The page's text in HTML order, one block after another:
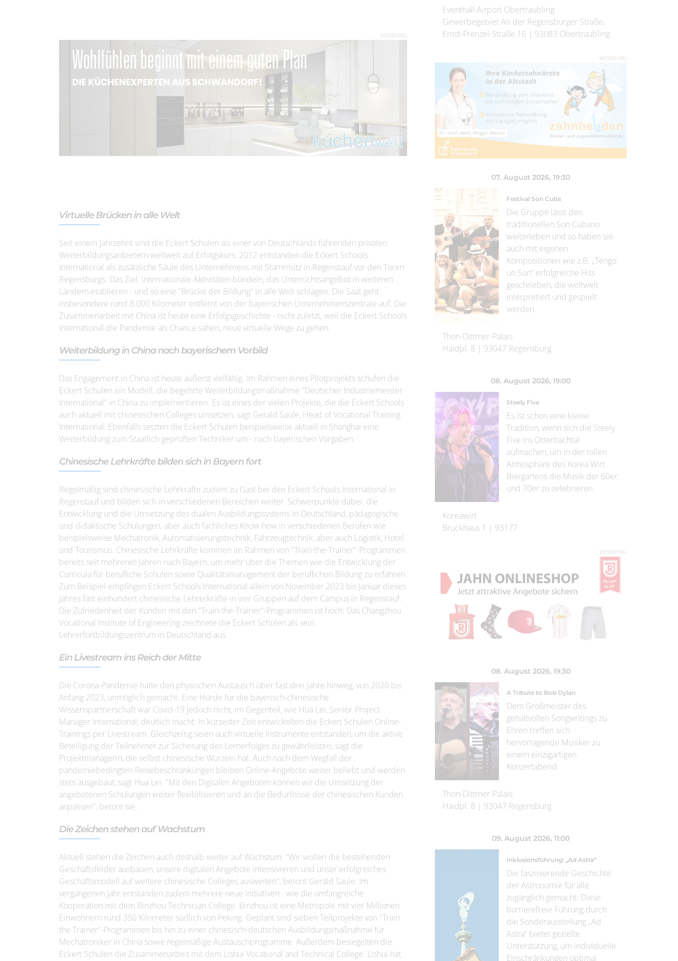
WERBUNG
Virtuelle Brücken in alle Welt
Seit einem Jahrzehnt sind die Eckert Schulen als einer von Deutschlands führenden privaten
Weiterbildungsanbietern weltweit auf Erfolgskurs. 2012 entstanden die Eckert Schools
International als zusätzliche Säule des Unternehmens mit Stammsitz in Regenstauf vor den Toren
Regensburgs. Das Ziel: internationale Aktivitäten bündeln, das Unterrichtsangebot in weiteren
Ländern etablieren - und so eine "Brücke der Bildung" in alle Welt schlagen. Die Saat geht
insbesondere rund 8.000 Kilometer entfernt von der bayerischen Unternehmenszentrale auf: Die
Zusammenarbeit mit China ist heute eine Erfolgsgeschichte - nicht zuletzt, weil die Eckert Schools
International die Pandemie als Chance sahen, neue virtuelle Wege zu gehen.
Weiterbildung in China nach bayerischem Vorbild
Das Engagement in China ist heute äußerst vielfältig. Im Rahmen eines Pilotprojekts schufen die
Eckert Schulen ein Modell, die begehrte Weiterbildungsmaßnahme "Deutscher Industriemeister
International" in China zu implementieren. Es ist eines der vielen Projekte, die die Eckert Schools
auch aktuell mit chinesischen Colleges umsetzen, sagt Gerald Saule, Head of Vocational Training
International. Ebenfalls setzten die Eckert Schulen beispielsweise aktuell in Shanghai eine
Weiterbildung zum Staatlich geprüften Techniker um - nach bayerischen Vorgaben.
Chinesische Lehrkräfte bilden sich in Bayern fort
Regelmäßig sind chinesische Lehrkräfte zudem zu Gast bei den Eckert Schools International in
Regenstauf und bilden sich in verschiedenen Bereichen weiter. Schwerpunkte dabei: die
Entwicklung und die Umsetzung des dualen Ausbildungssystems in Deutschland, pädagogische
und didaktische Schulungen, aber auch fachliches Know-how in verschiedenen Berufen wie
beispielsweise Mechatronik, Automatisierungstechnik, Fahrzeugtechnik, aber auch Logistik, Hotel
und Tourismus. Chinesische Lehrkräfte kommen im Rahmen von "Train-the-Trainer"-Programmen
bereits seit mehreren Jahren nach Bayern, um mehr über die Themen wie die Entwicklung der
Curricula für berufliche Schulen sowie Qualitätsmanagement der beruflichen Bildung zu erfahren.
Zum Beispiel empfingen Eckert Schools International allein von November 2023 bis Januar dieses
Jahres fast einhundert chinesische Lehrerkräfte in vier Gruppen auf dem Campus in Regenstauf.
Die Zufriedenheit der Kunden mit den "Train-the-Trainer"-Programmen ist hoch: Das Changzhou
Vocational Institute of Engineering zeichnete die Eckert Schulen als sein
Lehrerfortbildungszentrum in Deutschland aus.
Ein Livestream ins Reich der Mitte
Die Corona-Pandemie hatte den physischen Austausch über fast drei Jahre hinweg, von 2020 bis
Anfang 2023, unmöglich gemacht. Eine Hürde für die bayerisch-chinesische
Wissenspartnerschaft war Covid-19 jedoch nicht, im Gegenteil, wie Hua Lei, Senior Project
Manager International, deutlich macht: In kürzester Zeit entwickelten die Eckert Schulen Online-
Trainings per Livestream. Gleichzeitig seien auch virtuelle Instrumente entstanden, um die aktive
Beteiligung der Teilnehmer zur Sicherung des Lernerfolges zu gewährleisten, sagt die
Projektmanagerin, die selbst chinesische Wurzeln hat. Auch nach dem Wegfall der
pandemiebedingten Reisebeschränkungen bleiben Online-Angebote weiter beliebt und werden
stets ausgebaut, sagt Hua Lei. "Mit den Digitalen Angeboten können wir die Umsetzung der
angebotenen Schulungen weiter flexibilisieren und an die Bedürfnisse der chinesischen Kunden
anpassen", betont sie.
Die Zeichen stehen auf Wachstum
Aktuell stehen die Zeichen auch deshalb weiter auf Wachstum: "Wir wollen die bestehenden
Geschäftsfelder ausbauen, unsere digitalen Angebote intensivieren und unser erfolgreiches
Geschäftsmodell auf weitere chinesische Colleges ausweiten", betont Gerald Saule. Im
vergangenen Jahr entstanden zudem mehrere neue Initiativen - wie die umfangreiche
Kooperation mit dem Binzhou Technician College. Binzhou ist eine Metropole mit vier Millionen
Einwohnern rund 350 Kilometer südlich von Peking. Geplant sind sieben Teilprojekte von "Train
the Trainer"-Programmen bis hin zu einer chinesisch-deutschen Ausbildungsmaßnahme für
Mechatroniker in China sowie regelmäßige Austauschprogramme. Außerdem besiegelten die
Eckert Schulen die Zusammenarbeit mit dem Lishui Vocational and Technical College. Lishui hat
Eventhall Airport Obertraubling
Gewerbegebiet An der Regensburger Straße,
Ernst-Frenzel-Straße 16 | 93083 Obertraubling
WERBUNG
07. August 2026, 19:30
Festival Son Cuba
Die Gruppe lässt den
traditionellen Son Cubano
weiterleben und so haben sie
auch mit eigenen
Kompositionen wie z.B. „Tengo
un Son“ erfolgreiche Hits
geschrieben, die weltweit
interpretiert und gespielt
werden.
Thon-Dittmer-Palais
Haidpl. 8 | 93047 Regensburg
08. August 2026, 19:00
Steely Five
Es ist schon eine kleine
Tradition, wenn sich die Steely
Five ins Otterbachtal
aufmachen, um in der tollen
Atmosphäre des Korea Wirt
Biergartens die Musik der 60er
und 70er zu zelebrieren.
Koreawirt
Bruckhaus 1 | 93177
WERBUNG
08. August 2026, 19:30
A Tribute to Bob Dylan
Dem Großmeister des
gehaltvollen Songwritings zu
Ehren treffen sich
hervorragende Musiker zu
einem einzigartigen
Konzertabend
Thon-Dittmer-Palais
Haidpl. 8 | 93047 Regensburg
09. August 2026, 11:00
Inklusionsführung: „Ad Astra“
Die faszinierende Geschichte
der Astronomie für alle
zugänglich gemacht: Diese
barrierefreie Führung durch
die Sonderausstellung „Ad
Astra“ bietet gezielte
Unterstützung, um individuelle
Einschränkungen optimal